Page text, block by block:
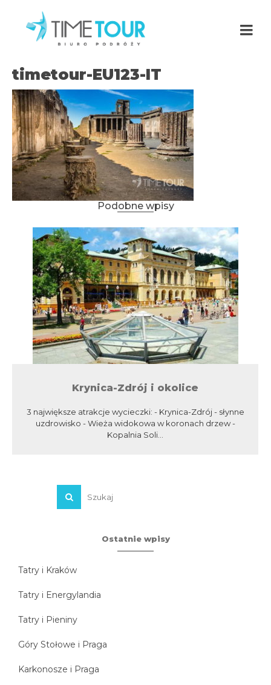
timetour-EU123-IT
Podobne wpisy
Krynica-Zdrój i okolice
3 największe atrakcje wycieczki: - Krynica-Zdrój - słynne
uzdrowisko - Wieża widokowa w koronach drzew -
Kopalnia Soli...
Ostatnie wpisy
Tatry i Kraków
Tatry i Energylandia
Tatry i Pieniny
Góry Stołowe i Praga
Karkonosze i Praga